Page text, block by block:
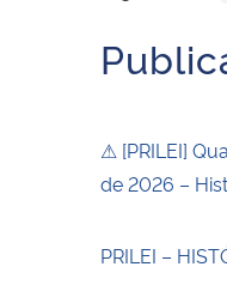
⚠ [PRILEI]
de 2026 –
PRILEI –